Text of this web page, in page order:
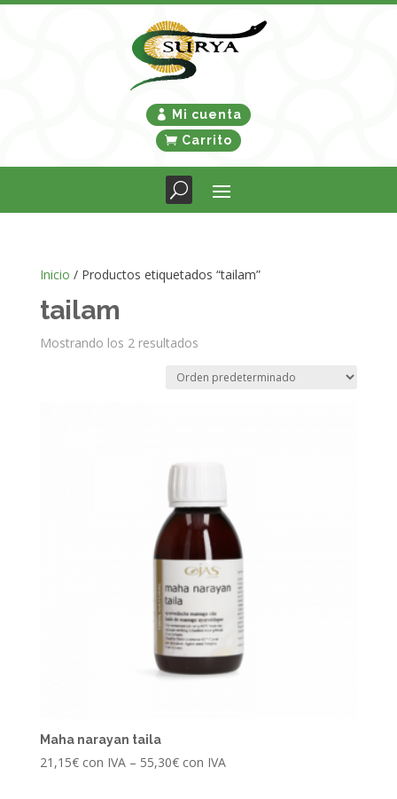
Mi cuenta
Carrito
Inicio / Productos etiquetados “tailam”
tailam
Mostrando los 2 resultados
Maha narayan taila
21,15€ con IVA– 55,30€ con IVA